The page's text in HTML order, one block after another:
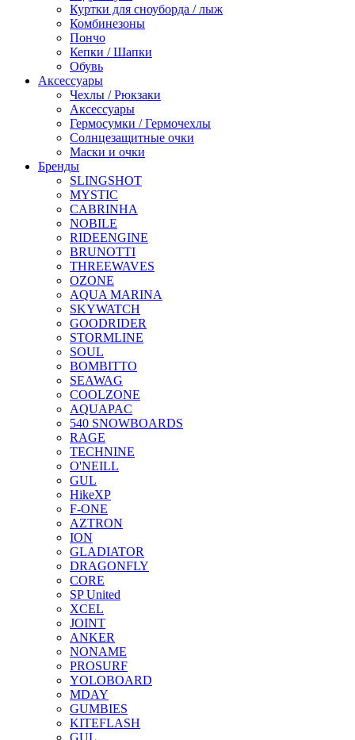
Куртки для сноуборда / лыж
Комбинезоны
Пончо
Кепки / Шапки
Обувь
Аксессуары
Чехлы / Рюкзаки
Аксессуары
Гермосумки / Гермочехлы
Солнцезащитные очки
Маски и очки
Бренды
SLINGSHOT
MYSTIC
CABRINHA
NOBILE
RIDEENGINE
BRUNOTTI
THREEWAVES
OZONE
AQUA MARINA
SKYWATCH
GOODRIDER
STORMLINE
SOUL
BOMBITTO
SEAWAG
COOLZONE
AQUAPAC
540 SNOWBOARDS
RAGE
TECHNINE
O'NEILL
GUL
HikeXP
F-ONE
AZTRON
ION
GLADIATOR
DRAGONFLY
CORE
SP United
XCEL
JOINT
ANKER
NONAME
PROSURF
YOLOBOARD
MDAY
GUMBIES
KITEFLASH
GUL